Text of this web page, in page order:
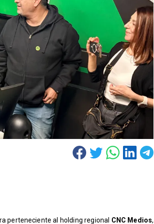
perteneciente al holding regional CNC Medios,